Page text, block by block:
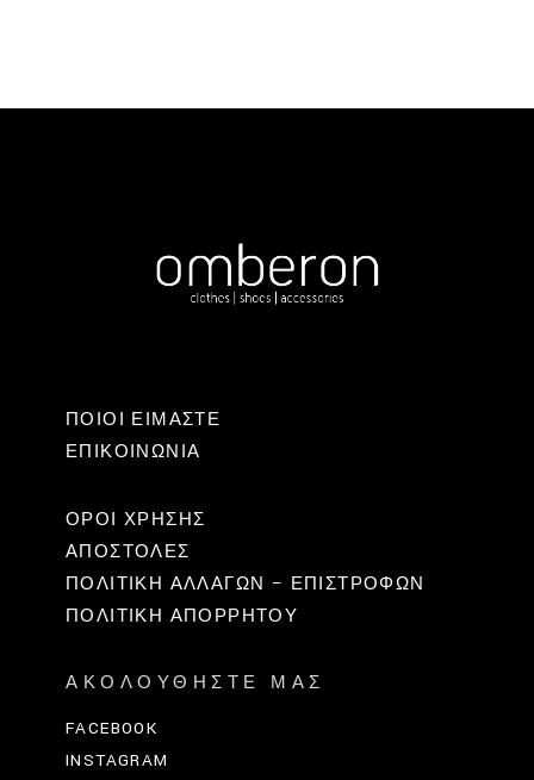
ΠΟΙΟΙ ΕΙΜΑΣΤΕ
ΕΠΙΚΟΙΝΩΝΊΑ
ΟΡΟΙ ΧΡΗΣΗΣ
ΑΠΟΣΤΟΛΕΣ
ΠΟΛΙΤΙΚΉ ΑΛΛΑΓΏΝ – ΕΠΙΣΤΡΟΦΏΝ
ΠΟΛΙΤΙΚΗ ΑΠΟΡΡΗΤΟΥ
ΑΚΟΛΟΥΘΉΣΤΕ ΜΑΣ
FACEBOOK
INSTAGRAM